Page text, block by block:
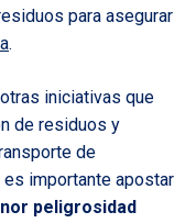
para asegurar
.
iniciativas que
de residuos y
de
importante apostar
peligrosidad